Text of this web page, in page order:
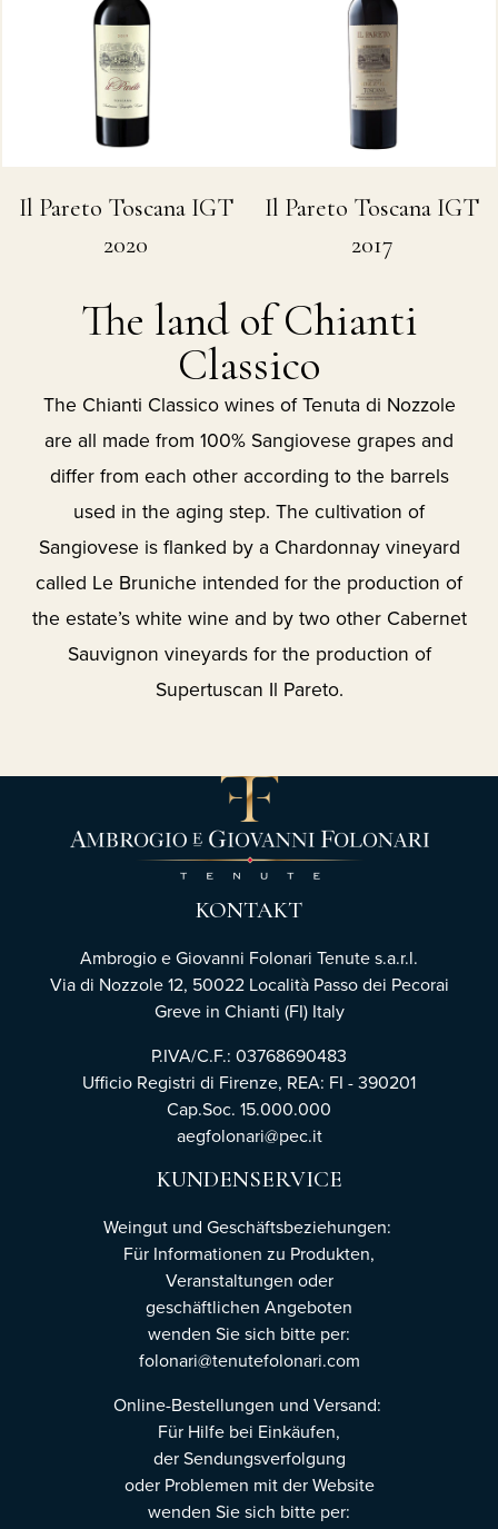
Il Pareto Toscana IGT
2020
Il Pareto Toscana IGT
2017
The land of Chianti
Classico
The Chianti Classico wines of Tenuta di Nozzole
are all made from 100% Sangiovese grapes and
differ from each other according to the barrels
used in the aging step. The cultivation of
Sangiovese is flanked by a Chardonnay vineyard
called Le Bruniche intended for the production of
the estate’s white wine and by two other Cabernet
Sauvignon vineyards for the production of
Supertuscan Il Pareto.
KONTAKT
Ambrogio e Giovanni Folonari Tenute s.a.r.l.
Via di Nozzole 12, 50022 Località Passo dei Pecorai
Greve in Chianti (FI) Italy
P.IVA/C.F.: 03768690483
Ufficio Registri di Firenze, REA: FI - 390201
Cap.Soc. 15.000.000
aegfolonari@pec.it
KUNDENSERVICE
Weingut und Geschäftsbeziehungen:
Für Informationen zu Produkten,
Veranstaltungen oder
geschäftlichen Angeboten
wenden Sie sich bitte per:
folonari@tenutefolonari.com
Online-Bestellungen und Versand:
Für Hilfe bei Einkäufen,
der Sendungsverfolgung
oder Problemen mit der Website
wenden Sie sich bitte per: